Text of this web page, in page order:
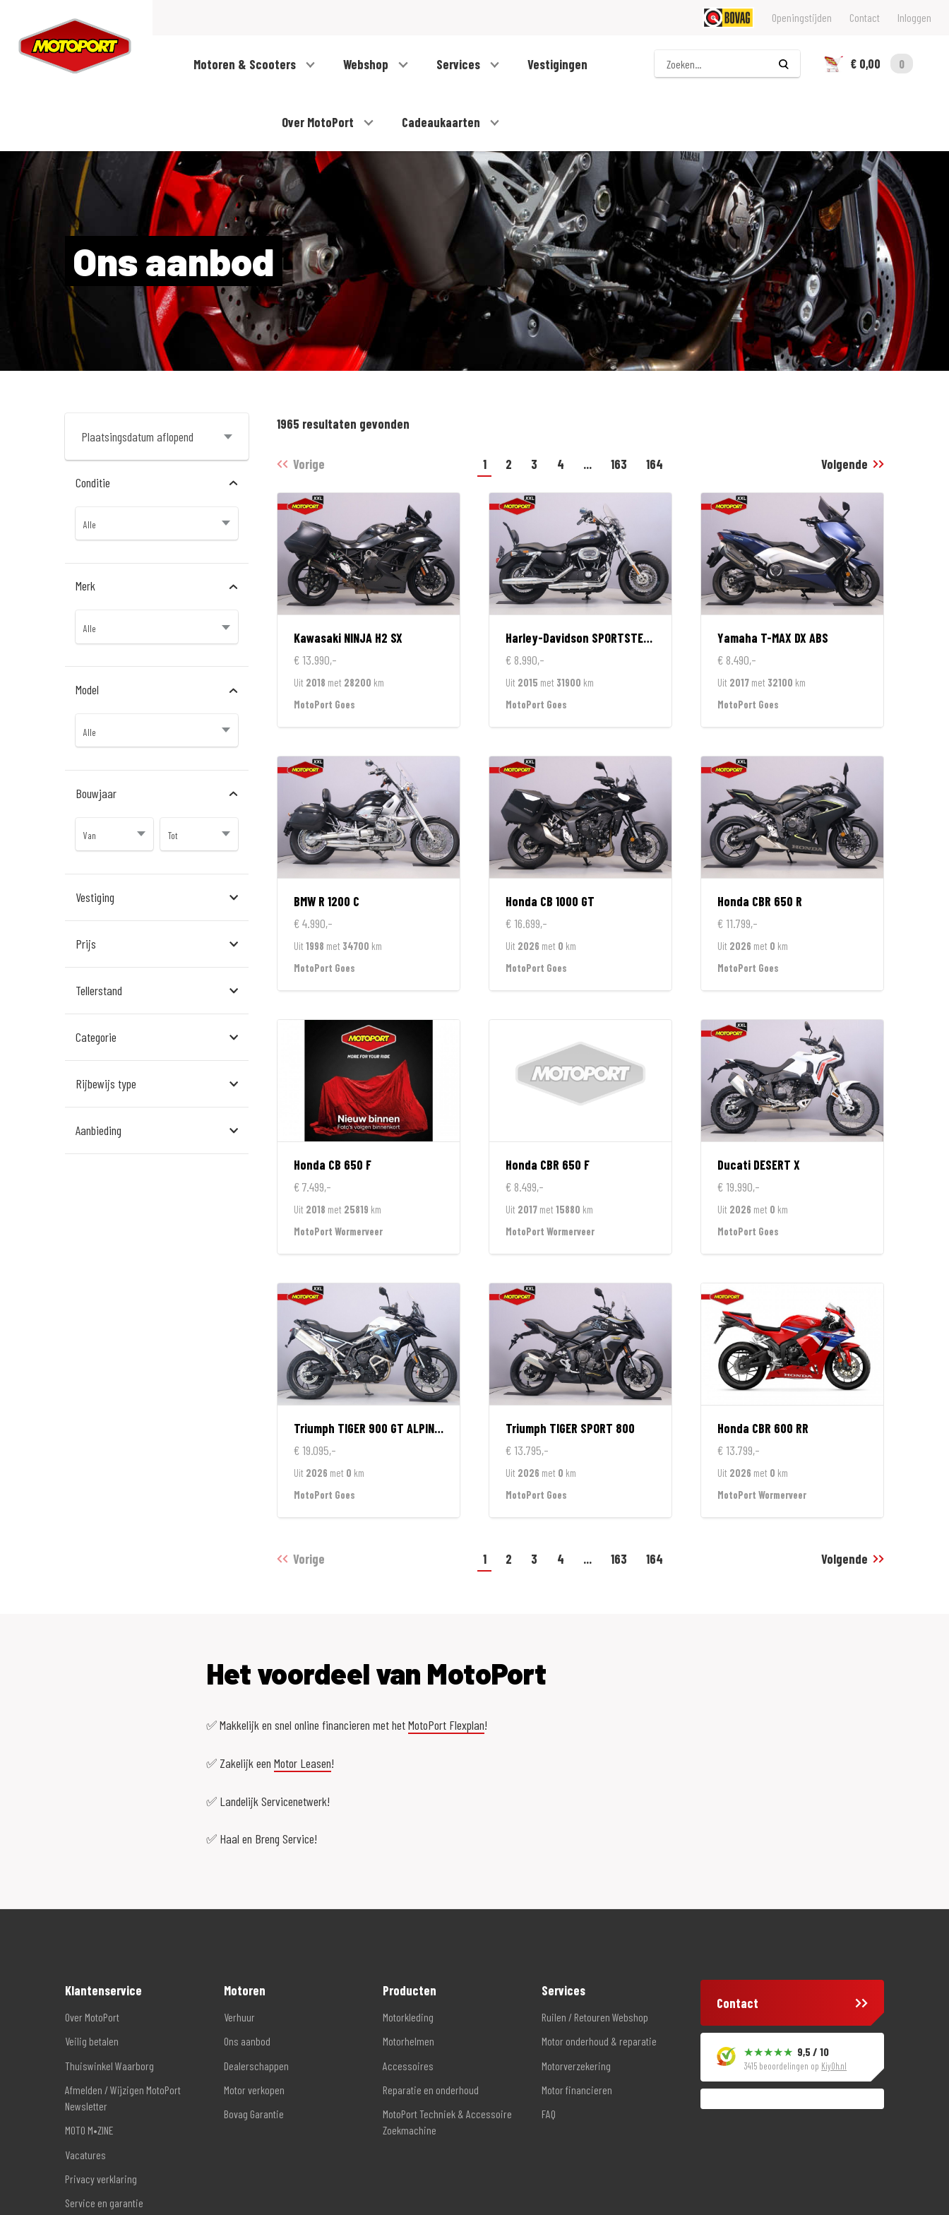
Openingstijden Contact Inloggen
Motoren & Scooters Webshop Services Vestigingen
Over MotoPort Cadeaukaarten
Zoeken
€ 0,00
0
Ons aanbod
Conditie
Merk
Model
Bouwjaar
Vestiging
Den Bosch
Hillegom
Leek
Leeuwarden
Prijs
Tellerstand
Categorie
Rijbewijs type
Aanbieding
1965 resultaten gevonden
Vorige 1 2 3 4 ... 163 164 Volgende
Kawasaki NINJA H2 SX
€ 13.990,-
Uit 2018 met 28200 km
MotoPort Goes
Harley-Davidson SPORTSTER 1200 CUSTOM LIMITED
€ 8.990,-
Uit 2015 met 31900 km
MotoPort Goes
Yamaha T-MAX DX ABS
€ 8.490,-
Uit 2017met 32100 km
MotoPort Goes
BMW R 1200 C
€ 4.990,-
Uit 1998 met 34700 km
MotoPort Goes
Honda CB 1000 GT
€ 16.699,-
Uit 2026 met 0 km
MotoPort Goes
Honda CBR 650 R
€ 11.799,-
Uit 2026 met 0 km
MotoPort Goes
Honda CB 650 F
€ 7.499,-
Uit 2018 met 25819 km
MotoPort Wormerveer
Honda CBR 650 F
€ 8.499,-
Uit 2017met 15880 km
MotoPort Wormerveer
Ducati DESERT X
€ 19.990,-
Uit 2026 met 0 km
MotoPort Goes
Triumph TIGER 900 GT ALPINE EDITION
€ 19.095,-
Uit 2026 met 0 km
MotoPort Goes
Triumph TIGER SPORT 800
€ 13.795,-
Uit 2026 met 0 km
MotoPort Goes
Honda CBR 600 RR
€ 13.799,-
Uit 2026 met 0 km
MotoPort Wormerveer
Vorige 1 2 3 4 ... 163 164 Volgende
Het voordeel van MotoPort
✅ Makkelijk en snel online financieren met hetMotoPort Flexplan!
✅ Zakelijk een Motor Leasen!
✅ Landelijk Servicenetwerk!
✅ Haal en Breng Service!
Klantenservice
Over MotoPort
Veilig betalen
Thuiswinkel Waarborg
Afmelden / Wijzigen MotoPort
Newsletter
MOTO M•ZINE
Vacatures
Privacy verklaring
Service en garantie
Motoren
Verhuur
Ons aanbod
Dealerschappen
Motor verkopen
Bovag Garantie
Producten
Motorkleding
Motorhelmen
Accessoires
Reparatie en onderhoud
MotoPort Techniek & Accessoire
Zoekmachine
Services
Ruilen / Retouren Webshop
Motor onderhoud & reparatie
Motorverzekering
Motor financieren
FAQ
Contact
9,5 / 10
3415 beoordelingen op KiyOh.nl